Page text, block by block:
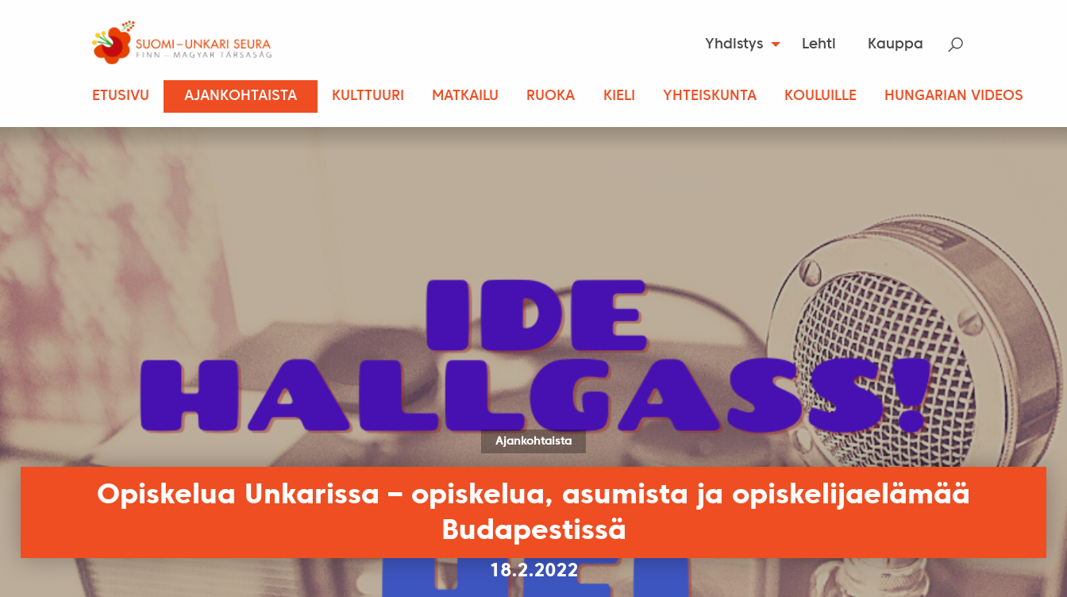
Yhdistys Lehti Kauppa
ETUSIVU AJANKOHTAISTA KULTTUURI MATKAILU RUOKA KIELI YHTEISKUNTA KOULUILLE HUNGARIAN VIDEOS
Ajankohtaista
Opiskelua Unkarissa – opiskelua, asumista ja opiskelijaelämää
Budapestissä
18.2.2022